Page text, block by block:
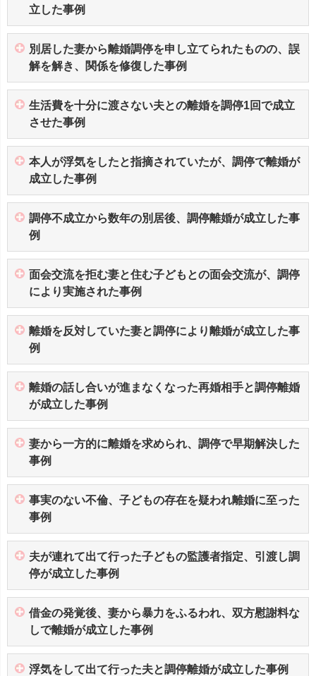
立した事例
別居した妻から離婚調停を申し立てられたものの、誤
解を解き、関係を修復した事例
生活費を十分に渡さない夫との離婚を調停1回で成立
させた事例
本人が浮気をしたと指摘されていたが、調停で離婚が
成立した事例
調停不成立から数年の別居後、調停離婚が成立した事
例
面会交流を拒む妻と住む子どもとの面会交流が、調停
により実施された事例
離婚を反対していた妻と調停により離婚が成立した事
例
離婚の話し合いが進まなくなった再婚相手と調停離婚
が成立した事例
妻から一方的に離婚を求められ、調停で早期解決した
事例
事実のない不倫、子どもの存在を疑われ離婚に至った
事例
夫が連れて出て行った子どもの監護者指定、引渡し調
停が成立した事例
借金の発覚後、妻から暴力をふるわれ、双方慰謝料な
しで離婚が成立した事例
浮気をして出て行った夫と調停離婚が成立した事例